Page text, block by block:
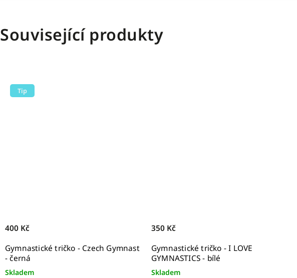
Související produkty
Tip
Gymnastické tričko - Czech Gymnast
- černá
Skladem
400 Kč
Gymnastické tričko - I LOVE
GYMNASTICS - bílé
Skladem
350 Kč